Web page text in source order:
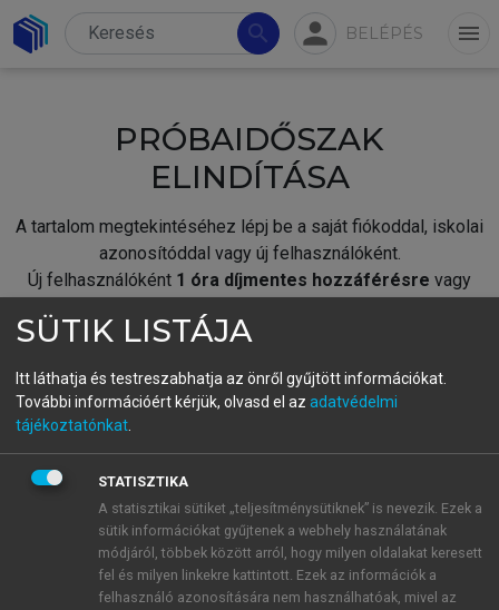
search person BELÉPÉS menu
PRÓBAIDŐSZAK
ELINDÍTÁSA
A tartalom megtekintéséhez lépj be a saját fiókoddal, iskolai
azonosítóddal vagy új felhasználóként.
Új felhasználóként 1 óra díjmentes hozzáférésre vagy
fiókoddal,vagy hozz létre új fiókot.
A regisztráció után apróbaidőszakautomatikusan
BELÉPÉS SAJÁT FIÓKKAL
ÚJ FIÓK LÉTREHOZÁSA
1 óra díjmentes hozzáférés
SÜTIK LISTÁJA
Itt láthatja és testreszabhatja az önről gyűjtött információkat.
További információért kérjük, olvasd el az adatvédelmi
tájékoztatónkat
STATISZTIKA
A statisztikai sütiket „teljesítménysütiknek” is nevezik. Ezek a
sütik információkat gyűjtenek a webhely használatának
módjáról, többek között arról, hogy milyen oldalakat keresett
fel és milyen linkekre kattintott. Ezek az információk a
felhasználó azonosítására nem használhatóak, mivel az